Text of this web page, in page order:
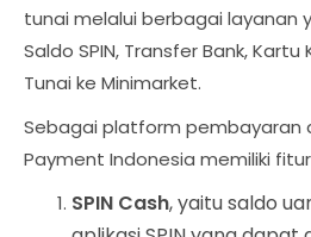
tunai melalui berbagai layanan
Saldo SPIN, Transfer Bank,
Tunai ke Minimarket.
Sebagai platform pembayaran
Payment Indonesia memiliki
SPIN Cash, yaitu saldo